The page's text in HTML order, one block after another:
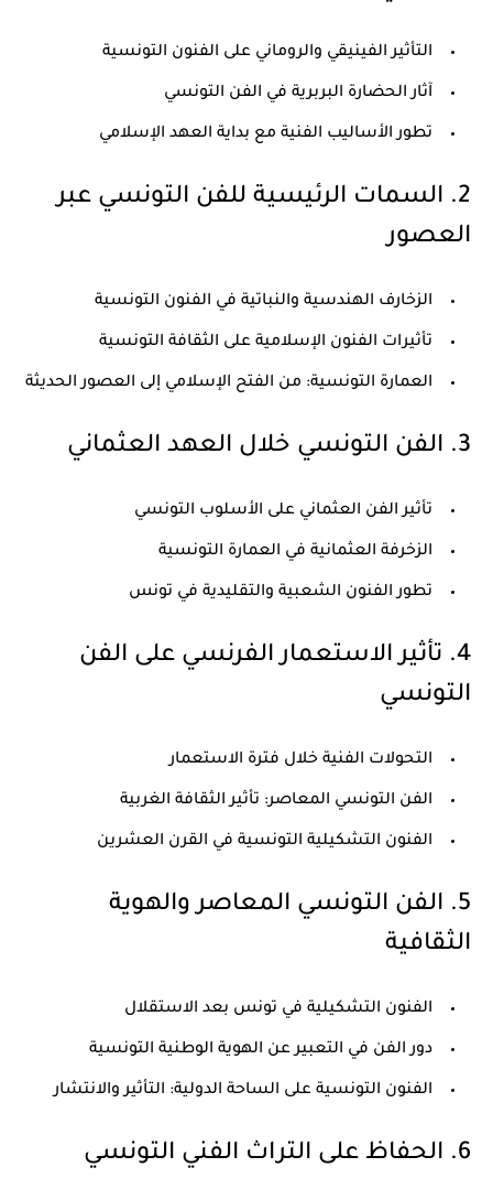
التأثير الفينيقي والروماني على الفنون التونسية
آثار الحضارة البربرية في الفن التونسي
تطور الأساليب الفنية مع بداية العهد الإسلامي
2. السمات الرئيسية للفن التونسي عبر
العصور
الزخارف الهندسية والنباتية في الفنون التونسية
تأثيرات الفنون الإسلامية على الثقافة التونسية
العمارة التونسية: من الفتح الإسلامي إلى العصور الحديثة
3. الفن التونسي خلال العهد العثماني
تأثير الفن العثماني على الأسلوب التونسي
الزخرفة العثمانية في العمارة التونسية
تطور الفنون الشعبية والتقليدية في تونس
4. تأثير الاستعمار الفرنسي على الفن
التونسي
التحولات الفنية خلال فترة الاستعمار
الفن التونسي المعاصر: تأثير الثقافة الغربية
الفنون التشكيلية التونسية في القرن العشرين
5. الفن التونسي المعاصر والهوية
الثقافية
الفنون التشكيلية في تونس بعد الاستقلال
دور الفن في التعبير عن الهوية الوطنية التونسية
الفنون التونسية على الساحة الدولية: التأثير والانتشار
6. الحفاظ على التراث الفني التونسي